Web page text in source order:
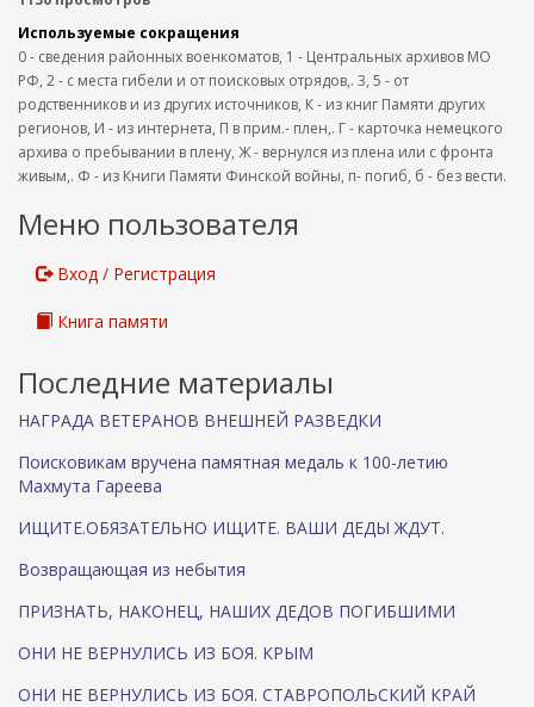
Используемые сокращения
0 - сведения районных военкоматов, 1 - Центральных архивов МО
РФ, 2 - с места гибели и от поисковых отрядов,. 3, 5 - от
родственников и из других источников, К - из книг Памяти других
регионов, И - из интернета, П в прим.- плен,. Г - карточка немецкого
архива о пребывании в плену, Ж - вернулся из плена или с фронта
живым,. Ф - из Книги Памяти Финской войны, п- погиб, б - без вести.
Меню пользователя
Вход / Регистрация
Книга памяти
Последние материалы
НАГРАДА ВЕТЕРАНОВ ВНЕШНЕЙ РАЗВЕДКИ
Поисковикам вручена памятная медаль к 100-летию
Махмута Гареева
ИЩИТЕ.ОБЯЗАТЕЛЬНО ИЩИТЕ. ВАШИ ДЕДЫ ЖДУТ.
Возвращающая из небытия
ПРИЗНАТЬ, НАКОНЕЦ, НАШИХ ДЕДОВ ПОГИБШИМИ
ОНИ НЕ ВЕРНУЛИСЬ ИЗ БОЯ. КРЫМ
ОНИ НЕ ВЕРНУЛИСЬ ИЗ БОЯ. СТАВРОПОЛЬСКИЙ КРАЙ